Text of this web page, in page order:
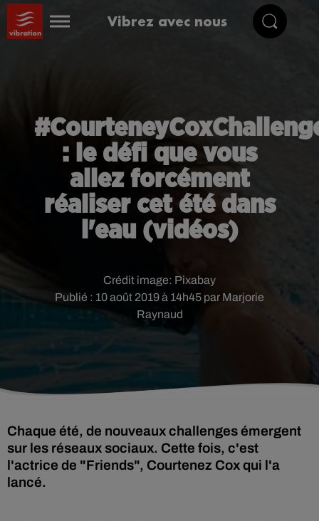
Vibrez avec nous
: le défi que vous
allez forcément
réaliser cet été dans
l'eau (vidéos)
Publié : 10 août 2019 à 14h45 par Marjorie
Raynaud
Crédit image: Pixabay
Chaque été, de nouveaux challenges émergent
sur les réseaux sociaux. Cette fois, c'est
l'actrice de "Friends", Courtenez Cox qui l'a
lancé.